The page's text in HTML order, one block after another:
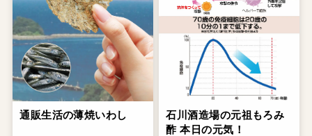
通販生活の薄焼いわし
石川酒造場の元祖もろみ
酢 本日の元気！